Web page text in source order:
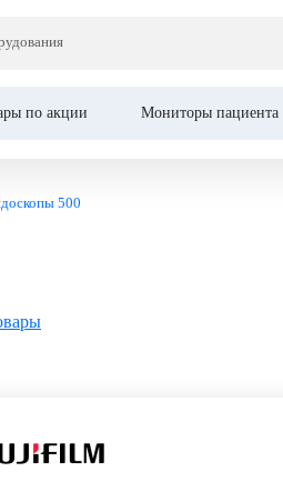
по акции Мониторы пациента
500